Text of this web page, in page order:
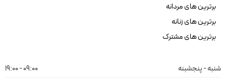
برترین های مردانه
برترین های زنانه
برترین های مشترک
شنبه - پنجشبنه
09:00 - 19:00